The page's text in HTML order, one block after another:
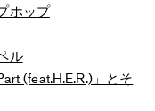
ホップ
ル
(feat.H.E.R.)」とそ